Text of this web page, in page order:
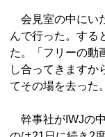
会見室の中にい
んで行った。する
た。「フリーの動
し合ってきますか
てその場を去った。
幹事社がIWJの